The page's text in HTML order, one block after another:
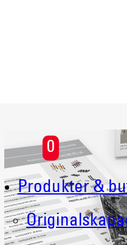
0
Produkter &